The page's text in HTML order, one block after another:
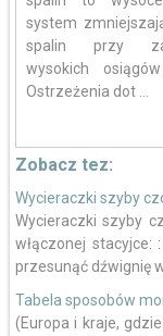
system
spalin przy
wysokich
Ostrzeżenia dot ...
Zobacz tez:
Wycieraczki szyby
Wycieraczki szyby
włączonej stacyjce:
przesunąć dźwignię w
Tabela sposobów
(Europa i kraje,